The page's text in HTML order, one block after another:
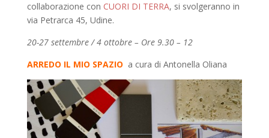
collaborazione con CUORI DI TERRA, si svolgeranno in
via Petrarca 45, Udine.
20-27 settembre / 4 ottobre – Ore 9.30 – 12
ARREDO IL MIO SPAZIO a cura di Antonella Oliana